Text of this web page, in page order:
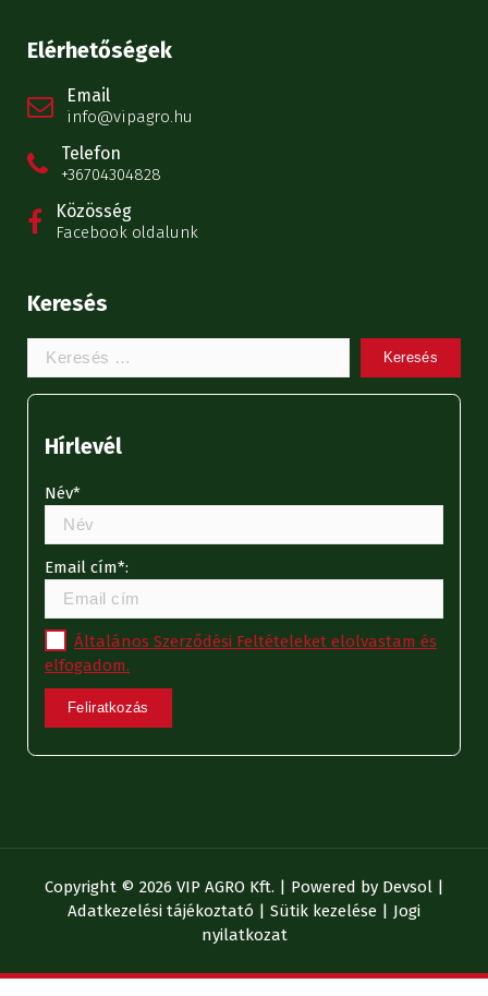
Elérhetőségek
Email
info@vipagro.hu
Telefon
+36704304828
Közösség
Facebook oldalunk
Keresés
Keresem:
Hírlevél
Név*
Email cím*:
Általános Szerződési Feltételeket elolvastam és
elfogadom.
Copyright © 2026 VIP AGRO Kft. | Powered by Devsol|
Adatkezelési tájékoztató | Sütik kezelése | Jogi
nyilatkozat